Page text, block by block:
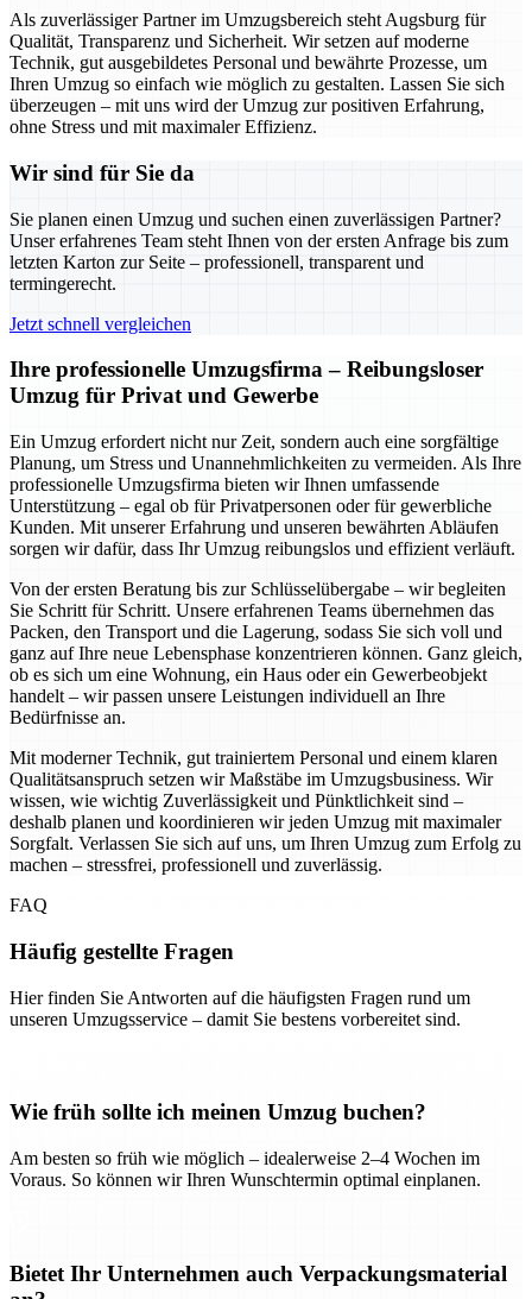
Als zuverlässiger Partner im Umzugsbereich steht Augsburg für
Qualität, Transparenz und Sicherheit. Wir setzen auf moderne
Technik, gut ausgebildetes Personal und bewährte Prozesse, um
Ihren Umzug so einfach wie möglich zu gestalten. Lassen Sie sich
überzeugen – mit uns wird der Umzug zur positiven Erfahrung,
ohne Stress und mit maximaler Effizienz.
Wir sind für Sie da
Sie planen einen Umzug und suchen einen zuverlässigen Partner?
Unser erfahrenes Team steht Ihnen von der ersten Anfrage bis zum
letzten Karton zur Seite – professionell, transparent und
termingerecht.
Jetzt schnell vergleichen
Ihre professionelle Umzugsfirma – Reibungsloser
Umzug für Privat und Gewerbe
Ein Umzug erfordert nicht nur Zeit, sondern auch eine sorgfältige
Planung, um Stress und Unannehmlichkeiten zu vermeiden. Als Ihre
professionelle Umzugsfirma bieten wir Ihnen umfassende
Unterstützung – egal ob für Privatpersonen oder für gewerbliche
Kunden. Mit unserer Erfahrung und unseren bewährten Abläufen
sorgen wir dafür, dass Ihr Umzug reibungslos und effizient verläuft.
Von der ersten Beratung bis zur Schlüsselübergabe – wir begleiten
Sie Schritt für Schritt. Unsere erfahrenen Teams übernehmen das
Packen, den Transport und die Lagerung, sodass Sie sich voll und
ganz auf Ihre neue Lebensphase konzentrieren können. Ganz gleich,
ob es sich um eine Wohnung, ein Haus oder ein Gewerbeobjekt
handelt – wir passen unsere Leistungen individuell an Ihre
Bedürfnisse an.
Mit moderner Technik, gut trainiertem Personal und einem klaren
Qualitätsanspruch setzen wir Maßstäbe im Umzugsbusiness. Wir
wissen, wie wichtig Zuverlässigkeit und Pünktlichkeit sind –
deshalb planen und koordinieren wir jeden Umzug mit maximaler
Sorgfalt. Verlassen Sie sich auf uns, um Ihren Umzug zum Erfolg zu
machen – stressfrei, professionell und zuverlässig.
FAQ
Häufig gestellte Fragen
Hier finden Sie Antworten auf die häufigsten Fragen rund um
unseren Umzugsservice – damit Sie bestens vorbereitet sind.
Wie früh sollte ich meinen Umzug buchen?
Am besten so früh wie möglich – idealerweise 2–4 Wochen im
Voraus. So können wir Ihren Wunschtermin optimal einplanen.
Bietet Ihr Unternehmen auch Verpackungsmaterial